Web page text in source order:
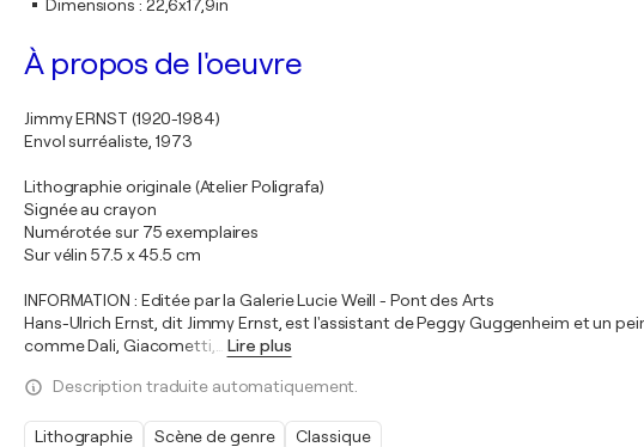
Dimensions : 22,6x17,9in
À propos de l'oeuvre
Jimmy ERNST (1920-1984)
Envol surréaliste, 1973
Lithographie originale (Atelier Poligrafa)
Signée au crayon
Numérotée sur 75 exemplaires
Sur vélin 57.5 x 45.5 cm
INFORMATION : Editée par la Galerie Lucie Weill - Pont des Arts
Hans-Ulrich Ernst, dit Jimmy Ernst, est l'assistant de Peggy Guggenheim et un
comme Dali, Giacometti,
Lire plus
Description traduite automatiquement.
Lithographie Scène de genre Classique